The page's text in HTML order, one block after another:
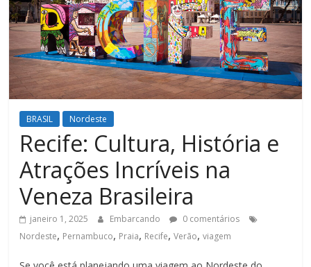
BRASIL Nordeste
Recife: Cultura, História e
Atrações Incríveis na
Veneza Brasileira
janeiro 1, 2025 Embarcando
0 comentários
Nordeste, Pernambuco, Praia, Recife,Verão,viagem